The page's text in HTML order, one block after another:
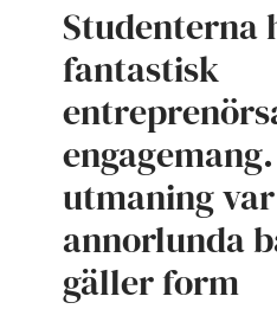
Studenterna
fantastisk
utmaning
annorlunda
gäller form